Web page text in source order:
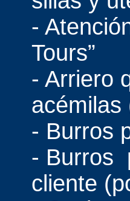
-
Tours”
- Arriero
acémilas
- Burros
- Burros
cliente